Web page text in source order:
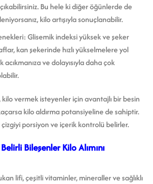
Bu hele ki diğer öğünlerde de
kilo artışıyla sonuçlanabilir.
Glisemik indeksi yüksek ve şeker
kan şekerinde hızlı yükselmelere yol
ve dolayısıyla daha çok
vermek isteyenler için avantajlı bir besin
kilo aldırma potansiyeline de sahiptir.
çizgiyi porsiyon ve içerik kontrolü belirler.
Bileşenler Kilo Alımını
lifi, çeşitli vitaminler, mineraller ve sağlıklı